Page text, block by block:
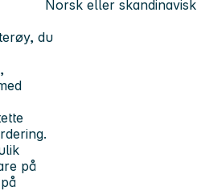
Norsk eller skandinavisk
du
på